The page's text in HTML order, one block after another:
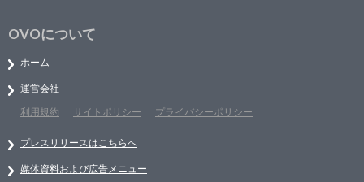
OVOについて
ホーム
運営会社
利用規約
サイトポリシー プライバシーポリシー
プレスリリースはこちらへ
媒体資料および広告メニュー